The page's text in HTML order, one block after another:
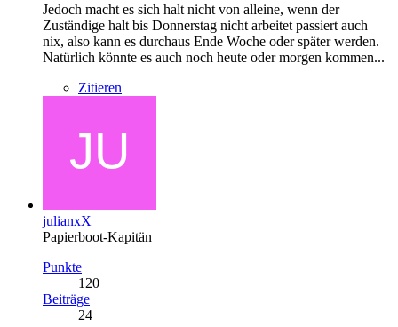
Jedoch macht es sich halt nicht von alleine, wenn der
Zuständige halt bis Donnerstag nicht arbeitet passiert auch
nix, also kann es durchaus Ende Woche oder später werden.
Natürlich könnte es auch noch heute oder morgen kommen...
Zitieren
julianxX
Papierboot-Kapitän
Punkte
120
Beiträge
24